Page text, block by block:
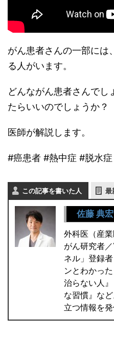
がん患者さんの一部には
る人がいます。
どんながん患者さんでし
たらいいのでしょうか？
医師が解説します。
#癌患者 #熱中症 #脱水
この記事を書いた人 最
佐藤 典宏
外科医（産
がん研究者
ネル」登録
ンとわかっ
治らない人
な習慣』な
立つ情報を発